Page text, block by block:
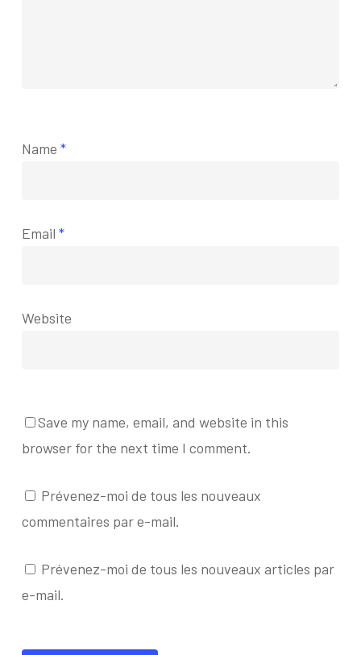
Name *
Email *
Website
Save my name, email, and website in this
browser for the next time I comment.
Prévenez-moi de tous les nouveaux
commentaires par e-mail.
Prévenez-moi de tous les nouveaux articles par
e-mail.